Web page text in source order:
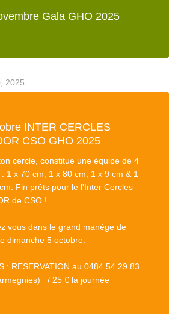
Gala GHO 2025
2025
INTER CERCLES
CSO GHO 2025
cercle, constitue une équipe de 4
1 x 70 cm, 1 x 80 cm, 1 x 9 cm & 1
Fin prêts pour le l'Inter Cercles
de CSO !
vous dans le grand manège de
dimanche 5 octobre.
: RESERVATION au 0484 54 29 83
/ 25 € la journée